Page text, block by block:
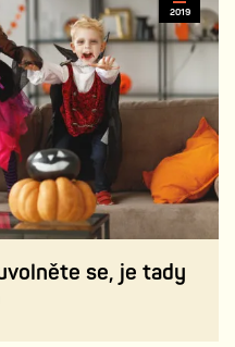
2019
se, je tady